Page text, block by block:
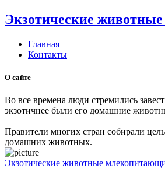
Экзотические
Главная
Контакты
О сайте
Во все времена люди стремились
экзотичнее были его домашние
Правители многих стран собирали
домашних животных.
Экзотические животные